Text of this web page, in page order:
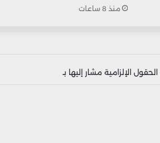
منذ 8 ساعات
الحقول الإلزامية مشار إليها بـ